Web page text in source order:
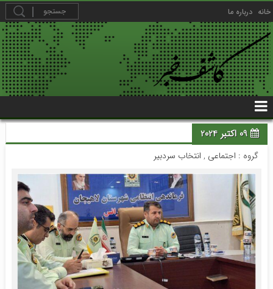
خانه درباره ما
09 اکتبر 2024
گروه : اجتماعی , انتخاب سردبیر